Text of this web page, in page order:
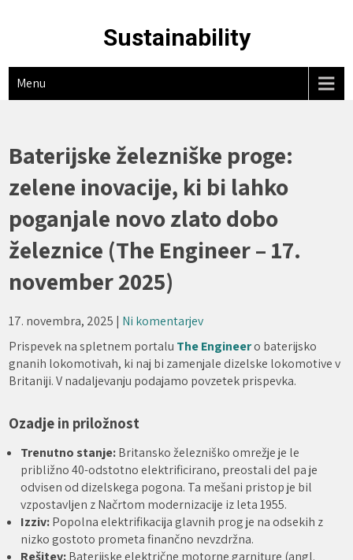
Sustainability
Menu
Baterijske železniške proge:
zelene inovacije, ki bi lahko
poganjale novo zlato dobo
železnice (The Engineer – 17.
november 2025)
17. novembra, 2025 | Ni komentarjev
Prispevek na spletnem portalu The Engineero baterijsko
gnanih lokomotivah, ki naj bi zamenjale dizelske lokomotive v
Britaniji. V nadaljevanju podajamo povzetek prispevka.
Ozadje in priložnost
Trenutno stanje:Britansko železniško omrežje je le
približno 40-odstotno elektrificirano, preostali del pa je
odvisen od dizelskega pogona. Ta mešani pristop je bil
vzpostavljen z Načrtom modernizacije iz leta 1955.
Izziv:Popolna elektrifikacija glavnih prog je na odsekih z
nizko gostoto prometa finančno nevzdržna.
Rešitev:Baterijske električne motorne garniture (angl.